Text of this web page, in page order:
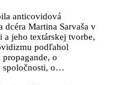
tom, že súčasné
sprevádzajúce
a prírodné
galaktického
a geologickej
anticovidová
dcéra Martina Sarvaša v
a jeho textárskej tvorbe,
podľahol
o
o